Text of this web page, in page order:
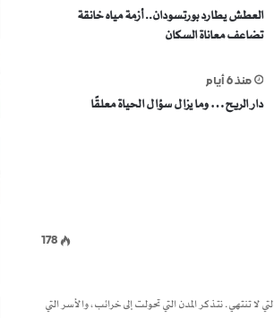
العطش يطارد بورتسودان.. أزمة مياه خانقة
تضاعف معاناة السكان
منذ 6 أيام
دار الريح… وما يزال سؤال الحياة معلقًا
178
لا تنتهي. نتذكر المدن التي تحولت إلى خرائب، والأسر التي